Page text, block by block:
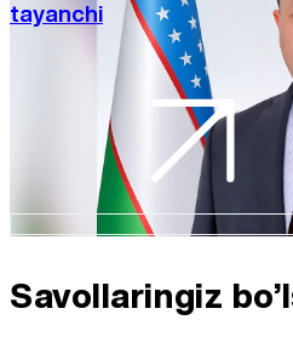
tayanchi
Savollaringiz